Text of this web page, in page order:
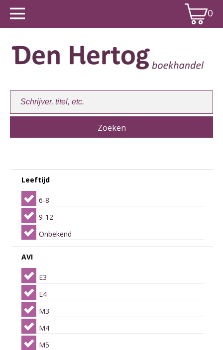
0
Winkelwagen:0
Leeftijd
6-8
9-12
Onbekend
AVI
E3
E4
M3
M4
M5